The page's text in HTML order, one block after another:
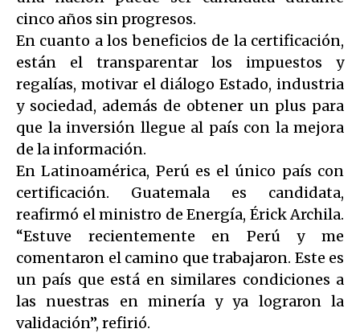
cinco años sin progresos.
En cuanto a los beneficios de la certificación,
están el transparentar los impuestos y
regalías, motivar el diálogo Estado, industria
y sociedad, además de obtener un plus para
que la inversión llegue al país con la mejora
de la información.
En Latinoamérica, Perú es el único país con
certificación. Guatemala es candidata,
reafirmó el ministro de Energía, Érick Archila.
“Estuve recientemente en Perú y me
comentaron el camino que trabajaron. Este es
un país que está en similares condiciones a
las nuestras en minería y ya lograron la
validación”, refirió.